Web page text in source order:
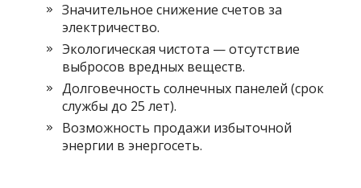
Значительное снижение счетов за
электричество.
Экологическая чистота — отсутствие
выбросов вредных веществ.
Долговечность солнечных панелей (срок
службы до 25 лет).
Возможность продажи избыточной
энергии в энергосеть.